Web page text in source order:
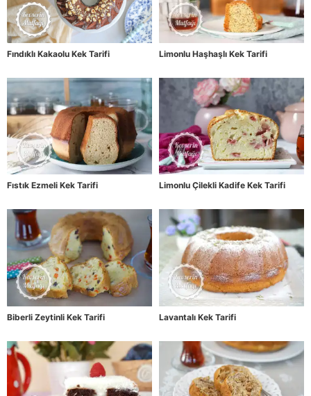
Fındıklı Kakaolu Kek Tarifi Limonlu Haşhaşlı Kek Tarifi
Fıstık Ezmeli Kek Tarifi Limonlu Çilekli Kadife Kek Tarifi
Biberli Zeytinli Kek Tarifi Lavantalı Kek Tarifi